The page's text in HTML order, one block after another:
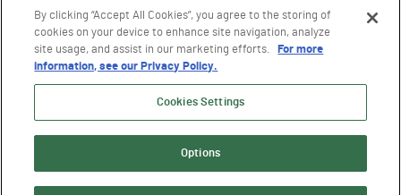
ENVOYER
© 2026 Semperis. Tous droits réservés.
By clicking “Accept All Cookies”, you agree to the storing of
cookies on your device to enhance site navigation, analyze
site usage, and assist in our marketing efforts.
For more
information, see our Privacy Policy.
Cookies Settings
Options